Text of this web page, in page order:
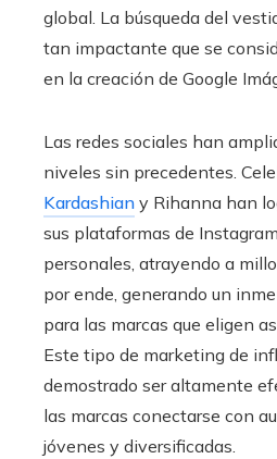
global. La búsqueda del
tan impactante que se
en la creación de Google
Las redes sociales han
niveles sin precedentes.
Kardashian y Rihanna han
sus plataformas de
personales, atrayendo a
por ende, generando un
para las marcas que eligen
Este tipo de marketing de
demostrado ser altamente
las marcas conectarse con
jóvenes y diversificadas.